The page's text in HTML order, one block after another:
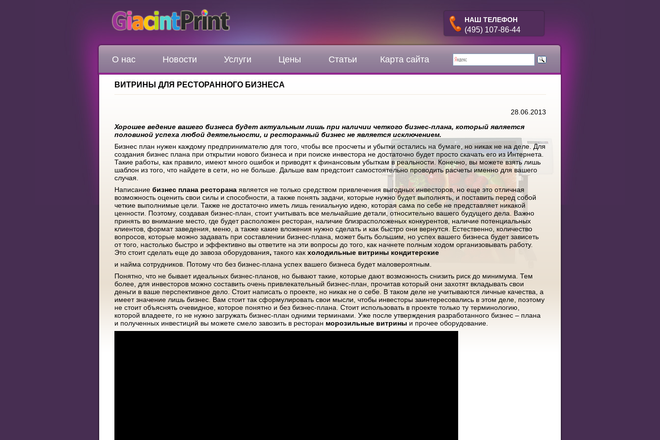
НАШ ТЕЛЕФОН
(495) 107-86-44
О нас Новости Услуги Цены Статьи Карта сайта
ВИТРИНЫ ДЛЯ РЕСТОРАННОГО БИЗНЕСА
28.06.2013
Хорошее ведение вашего бизнеса будет актуальным лишь при наличии четкого бизнес-плана, который является
половиной успеха любой деятельности, и ресторанный бизнес не является исключением.
Бизнес план нужен каждому предпринимателю для того, чтобы все просчеты и убытки остались на бумаге, но никак не на деле. Для
создания бизнес плана при открытии нового бизнеса и при поиске инвестора не достаточно будет просто скачать его из Интернета.
Такие работы, как правило, имеют много ошибок и приводят к финансовым убыткам в реальности. Конечно, вы можете взять лишь
шаблон из того, что найдете в сети, но не больше. Дальше вам предстоит самостоятельно проводить расчеты именно для вашего
случая.
Написание бизнес плана ресторана является не только средством привлечения выгодных инвесторов, но еще это отличная
возможность оценить свои силы и способности, а также понять задачи, которые нужно будет выполнять, и поставить перед собой
четкие выполнимые цели. Также не достаточно иметь лишь гениальную идею, которая сама по себе не представляет никакой
ценности. Поэтому, создавая бизнес-план, стоит учитывать все мельчайшие детали, относительно вашего будущего дела. Важно
принять во внимание место, где будет расположен ресторан, наличие близрасположеных конкурентов, наличие потенциальных
клиентов, формат заведения, меню, а также какие вложения нужно сделать и как быстро они вернутся. Естественно, количество
вопросов, которые можно задавать при составлении бизнес-плана, может быть большим, но успех вашего бизнеса будет зависеть
от того, настолько быстро и эффективно вы ответите на эти вопросы до того, как начнете полным ходом организовывать работу.
Это стоит сделать еще до завоза оборудования, такого как холодильные витрины кондитерские
и найма сотрудников. Потому что без бизнес-плана успех вашего бизнеса будет маловероятным.
Понятно, что не бывает идеальных бизнес-планов, но бывают такие, которые дают возможность снизить риск до минимума. Тем
более, для инвесторов можно составить очень привлекательный бизнес-план, прочитав который они захотят вкладывать свои
деньги в ваше перспективное дело. Стоит написать о проекте, но никак не о себе. В таком деле не учитываются личные качества, а
имеет значение лишь бизнес. Вам стоит так сформулировать свои мысли, чтобы инвесторы заинтересовались в этом деле, поэтому
не стоит объяснять очевидное, которое понятно и без бизнес-плана. Стоит использовать в проекте только ту терминологию,
которой владеете, го не нужно загружать бизнес-план одними терминами. Уже после утверждения разработанного бизнес – плана
и полученных инвестиций вы можете смело завозить в ресторан морозильные витрины и прочее оборудование.